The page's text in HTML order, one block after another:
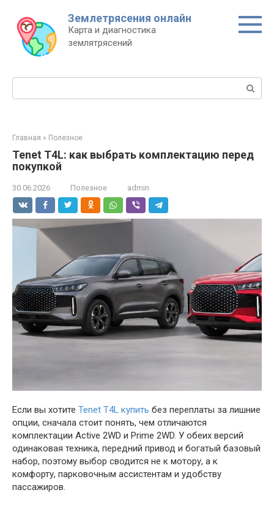
контенту
Землетрясения онлайн
Карта и диагностика
землятрясений
Главная » Полезное
Tenet T4L: как выбрать комплектацию перед
покупкой
30.06.2026 Полезное admin
Если вы хотите Tenet T4L купить без переплаты за лишние
опции, сначала стоит понять, чем отличаются
комплектации Active 2WD и Prime 2WD. У обеих версий
одинаковая техника, передний привод и богатый базовый
набор, поэтому выбор сводится не к мотору, а к
комфорту, парковочным ассистентам и удобству
пассажиров.